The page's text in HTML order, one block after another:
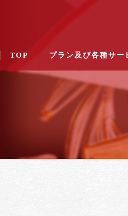
TOP プラン及び各種サー